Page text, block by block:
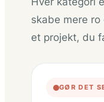
skabe mere
et projekt, du
GØR DET